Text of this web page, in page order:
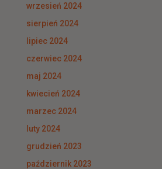
wrzesień 2024
sierpień 2024
lipiec 2024
czerwiec 2024
maj 2024
kwiecień 2024
marzec 2024
luty 2024
grudzień 2023
październik 2023